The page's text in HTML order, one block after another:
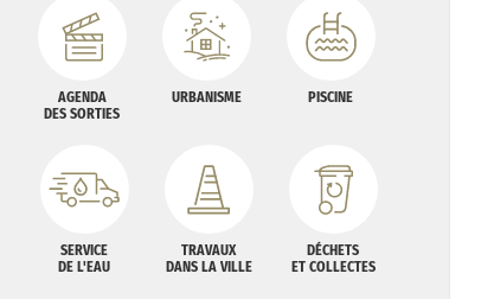
AGENDA
DES SORTIES
URBANISME PISCINE
SERVICE
DE L'EAU
TRAVAUX
DANS LA VILLE
DÉCHETS
ET COLLECTES